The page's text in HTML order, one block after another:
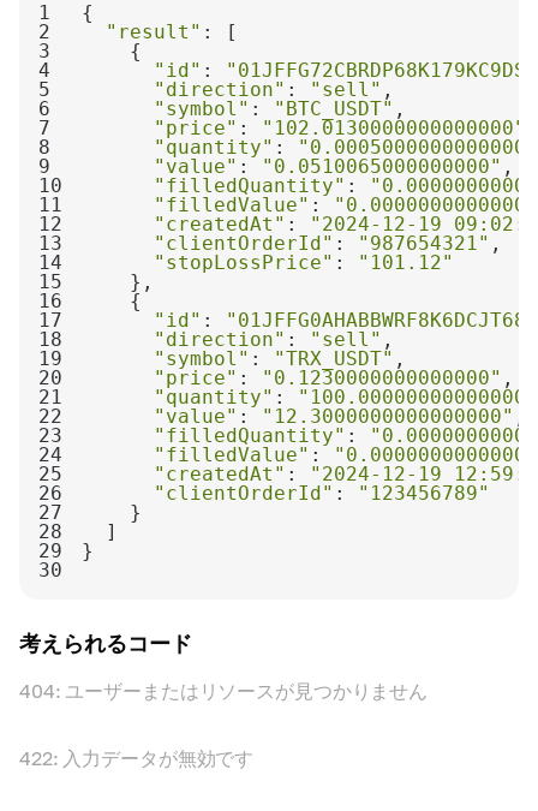
1
2
"result"
3
4
"id" :
5
"direction" : "sell"
6
"symbol" : "BTC_USDT"
7
"price" :
"102.0130000000000000"
8
"quantity" :
"0.0005000000000000"
9
"value" : "0.0510065000000000"
10
"filledQuantity" :
11
"filledValue" :
12
"createdAt" :
"2024-12-19
13
"clientOrderId" : "987654321"
14
"stopLossPrice" :
"101.12"
15
16
17
"id" :
18
"direction" : "sell"
19
"symbol" : "TRX_USDT"
20
"price" : "0.1230000000000000"
21
"quantity" :
22
"value" : "12.3000000000000000"
23
"filledQuantity" :
24
"filledValue" :
25
"createdAt" :
"2024-12-19
26
"clientOrderId" :
"123456789"
27
28
29
30
考えられるコード
404: ユーザーまたはリソースが見つかりません
422: 入力データが無効です